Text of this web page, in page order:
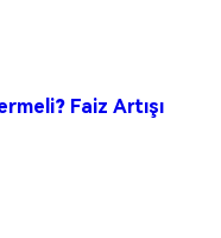
Faiz Artışı